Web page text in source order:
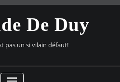
De Duy
pas un si vilain défaut!